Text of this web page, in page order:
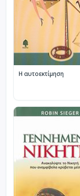
Η αυτοεκτίμηση